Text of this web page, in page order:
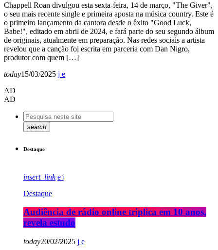
Chappell Roan divulgou esta sexta-feira, 14 de março, "The Giver",
o seu mais recente single e primeira aposta na música country. Este é
o primeiro lançamento da cantora desde o êxito "Good Luck,
Babe!", editado em abril de 2024, e fará parte do seu segundo álbum
de originais, atualmente em preparação. Nas redes sociais a artista
revelou que a canção foi escrita em parceria com Dan Nigro,
produtor com quem […]
today15/03/2025
AD
AD
search
Destaque
insert_link
Destaque
Audiência de rádio online triplica em 10 anos,
revela estudo
today20/02/2025